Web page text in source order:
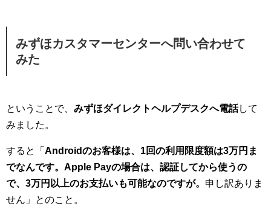
みずほカスタマーセンターへ問い合わせて
みた
ということで、 みずほダイレクトヘルプデスクへ電話して
みました。
すると「 Androidのお客様は、1回の利用限度額は3万円ま
でなんです。Apple Payの場合は、認証してから使うの
で、3万円以上のお支払いも可能なのですが。 申し訳ありま
せん」とのこと。